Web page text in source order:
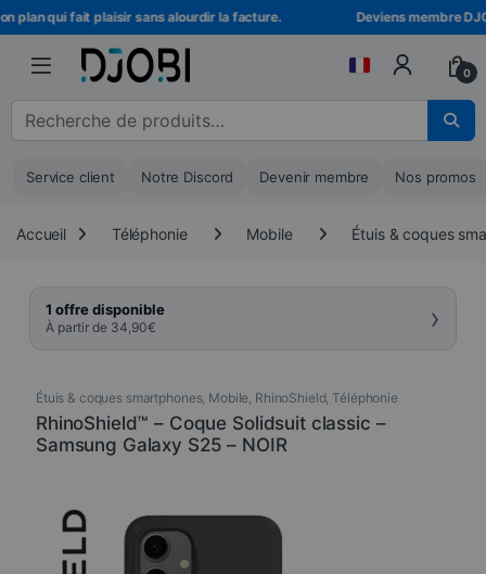
Skip to navigation
Skip to content
qui fait plaisir sans alourdir la facture. Deviens membre
0
Recherche pour :
Service client Notre Discord Devenir membre Nos promos
Accueil Téléphonie Mobile Étuis & coques
1 offre disponible
À partir de 34,90€ ›
Étuis & coques smartphones, Mobile, RhinoShield, Téléphonie
RhinoShield™ – Coque Solidsuit classic –
Samsung Galaxy S25 – NOIR